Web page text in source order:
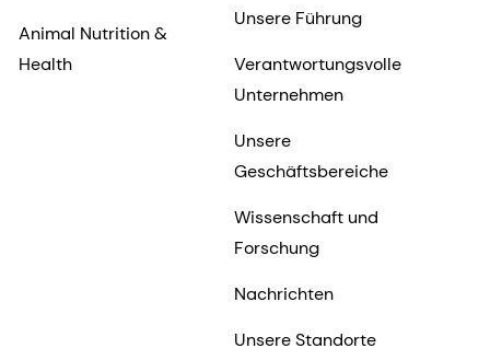
Animal Nutrition &
Health
Unsere Führung
Verantwortungsvolle
Unternehmen
Unsere
Geschäftsbereiche
Wissenschaft und
Forschung
Nachrichten
Unsere Standorte